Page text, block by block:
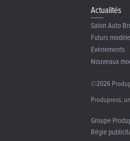
Actualités
Salon Auto
Futurs
Evènements
Nouveaux
©2026
Produpress,
Groupe
Régie